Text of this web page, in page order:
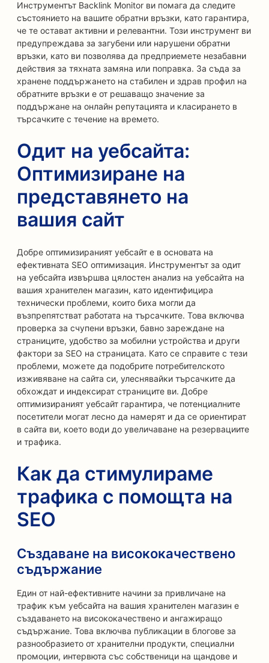
Инструментът Backlink Monitor ви помага да следите
състоянието на вашите обратни връзки, като гарантира,
че те остават активни и релевантни. Този инструмент ви
предупреждава за загубени или нарушени обратни
връзки, като ви позволява да предприемете незабавни
действия за тяхната замяна или поправка. За съда за
хранене поддържането на стабилен и здрав профил на
обратните връзки е от решаващо значение за
поддържане на онлайн репутацията и класирането в
търсачките с течение на времето.
Одит на уебсайта:
Оптимизиране на
представянето на
вашия сайт
Добре оптимизираният уебсайт е в основата на
ефективната SEO оптимизация. Инструментът за одит
на уебсайта извършва цялостен анализ на уебсайта на
вашия хранителен магазин, като идентифицира
технически проблеми, които биха могли да
възпрепятстват работата на търсачките. Това включва
проверка за счупени връзки, бавно зареждане на
страниците, удобство за мобилни устройства и други
фактори за SEO на страницата. Като се справите с тези
проблеми, можете да подобрите потребителското
изживяване на сайта си, улеснявайки търсачките да
обхождат и индексират страниците ви. Добре
оптимизираният уебсайт гарантира, че потенциалните
посетители могат лесно да намерят и да се ориентират
в сайта ви, което води до увеличаване на резервациите
и трафика.
Как да стимулираме
трафика с помощта на
SEO
Създаване на висококачествено
съдържание
Един от най-ефективните начини за привличане на
трафик към уебсайта на вашия хранителен магазин е
създаването на висококачествено и ангажиращо
съдържание. Това включва публикации в блогове за
разнообразието от хранителни продукти, специални
промоции, интервюта със собственици на щандове и